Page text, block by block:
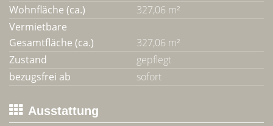
Wohnfläche (ca.)
327,06 m²
Vermietbare
Gesamtfläche (ca.)
327,06 m²
Zustand
gepflegt
bezugsfrei ab
sofort
Ausstattung